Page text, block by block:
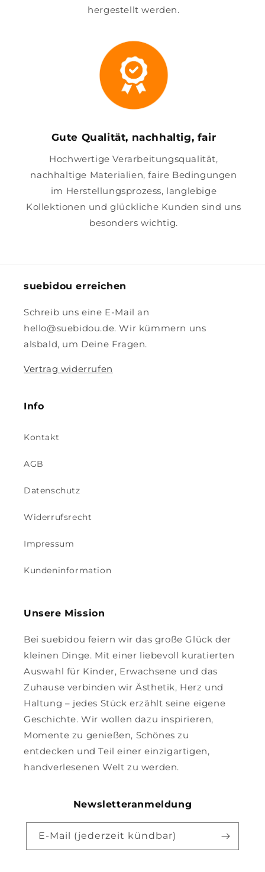
hergestellt werden.
Gute Qualität, nachhaltig, fair
Hochwertige Verarbeitungsqualität,
nachhaltige Materialien, faire Bedingungen
im Herstellungsprozess, langlebige
Kollektionen und glückliche Kunden sind uns
besonders wichtig.
suebidou erreichen
Schreib uns eine E-Mail an
hello@suebidou.de. Wir kümmern uns
alsbald, um Deine Fragen.
Vertrag widerrufen
Info
Kontakt
AGB
Datenschutz
Widerrufsrecht
Impressum
Kundeninformation
Unsere Mission
Bei suebidou feiern wir das große Glück der
kleinen Dinge. Mit einer liebevoll kuratierten
Auswahl für Kinder, Erwachsene und das
Zuhause verbinden wir Ästhetik, Herz und
Haltung – jedes Stück erzählt seine eigene
Geschichte. Wir wollen dazu inspirieren,
Momente zu genießen, Schönes zu
entdecken und Teil einer einzigartigen,
handverlesenen Welt zu werden.
Newsletteranmeldung
E-Mail (jederzeit kündbar)